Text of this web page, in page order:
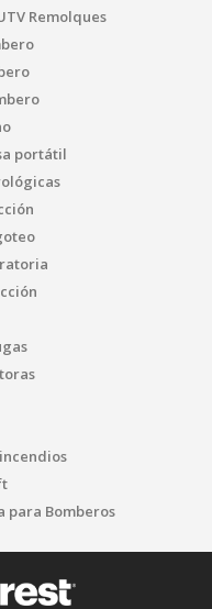
Remolques
portátil
para Bomberos